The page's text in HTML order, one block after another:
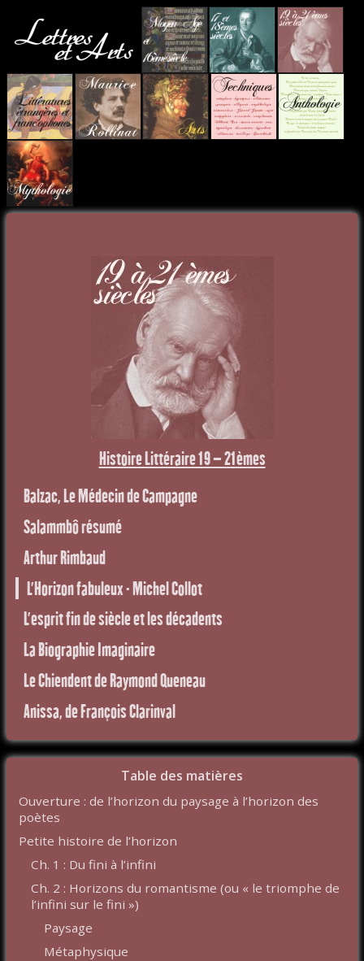
Histoire Littéraire 19 – 21èmes
Balzac, Le Médecin de Campagne
Salammbô résumé
Arthur Rimbaud
L’Horizon fabuleux - Michel Collot
L’esprit fin de siècle et les décadents
La Biographie Imaginaire
Le Chiendent de Raymond Queneau
Anissa, de François Clarinval
Table des matières
Ouverture : de l’horizon du paysage à l’horizon des
poètes
Petite histoire de l’horizon
Ch. 1 : Du fini à l’infini
Ch. 2 : Horizons du romantisme (ou « le triomphe de
l’infini sur le fini »)
Paysage
Métaphysique